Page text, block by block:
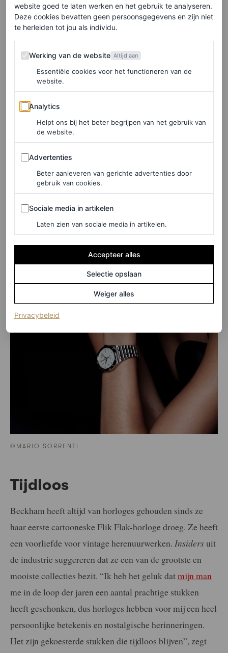
Beckham zelf is blij met het resultaat. “Dit is helemaal in
lijn met het DNA en de ethos van mijn merk. Ik wilde
gedurfde kleuren, nieuwe materialen en subtiele details
gebruiken. Het voelt echt als een verheven, cool en
ontspannen alternatief in de vrouwelijke horlogemarkt”,
zegt ze. In de campagnebeelden worden de ontwerpen tot
leven gebracht door de Nederlandse
Annemary Aderibigbe.
©MARIO SORRENTI
Tijdloos
Beckham heeft altijd van horloges gehouden sinds ze
haar eerste cartooneske Flik Flak-horloge droeg. Ze heeft
een voorliefde voor vintage herenuurwerken. Insidersuit
de industrie suggereren dat ze een van de grootste en
mooiste collecties bezit. “Ik heb het geluk datmijn man
me in de loop der jaren een aantal prachtige stukken
heeft geschonken, dus horloges hebben voor mij een heel
persoonlijke betekenis en nostalgische herinneringen.
Het zijn gekoesterde stukken die tijdloos blijven”, zegt
website goed te laten werken en het gebruik te analyseren.
Deze cookies bevatten geen persoonsgegevens en zijn niet
te herleiden tot jou als individu.
Werking van de website
Werking van de website Altijd aan
Essentiële cookies voor het functioneren van de
website.
Analytics
Analytics
Helpt ons bij het beter begrijpen van het gebruik van
de website.
Advertenties
Advertenties
Beter aanleveren van gerichte advertenties door
gebruik van cookies.
Sociale media in artikelen
Sociale media in artikelen
Laten zien van sociale media in artikelen.
Accepteer alles
Selectie opslaan
Weiger alles
Privacybeleid